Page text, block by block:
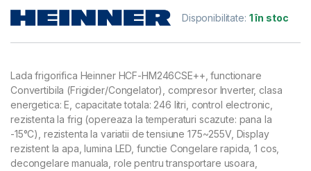
Disponibilitate: 1 în stoc
Lada frigorifica Heinner HCF-HM246CSE++, functionare
Convertibila (Frigider/Congelator), compresor Inverter, clasa
energetica: E, capacitate totala: 246 litri, control electronic,
rezistenta la frig (opereaza la temperaturi scazute: pana la
-15°C), rezistenta la variatii de tensiune 175~255V, Display
rezistent la apa, lumina LED, functie Congelare rapida, 1 cos,
decongelare manuala, role pentru transportare usoara,